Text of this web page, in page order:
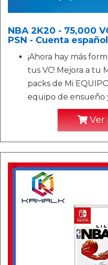
NBA 2K20 - 75,000
PSN - Cuenta
¡Ahora hay más
tus VC! Mejora a tu
packs de Mi
equipo de ensueño
Ver